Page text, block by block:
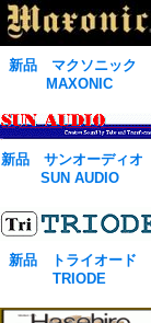
新品 マクソニック
MAXONIC
新品 サンオーディオ
SUN AUDIO
新品 トライオード
TRIODE